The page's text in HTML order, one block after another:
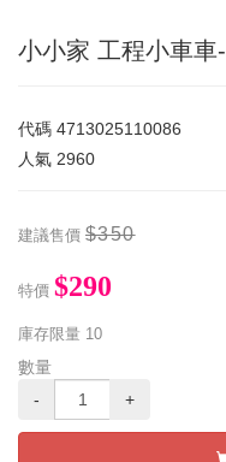
小小家 工程小車
代碼 4713025110086
人氣 2960
建議售價 $350
特價 $290
庫存限量 10
數量
-
+